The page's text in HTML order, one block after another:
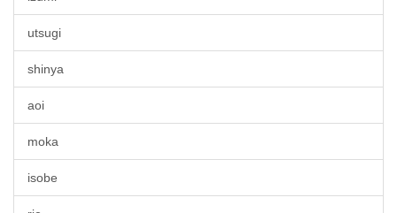
utsugi
shinya
aoi
moka
isobe